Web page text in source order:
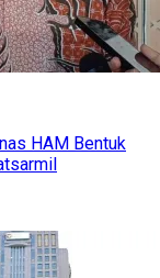
HAM Bentuk